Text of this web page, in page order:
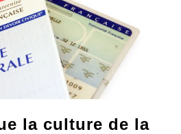
la culture de la